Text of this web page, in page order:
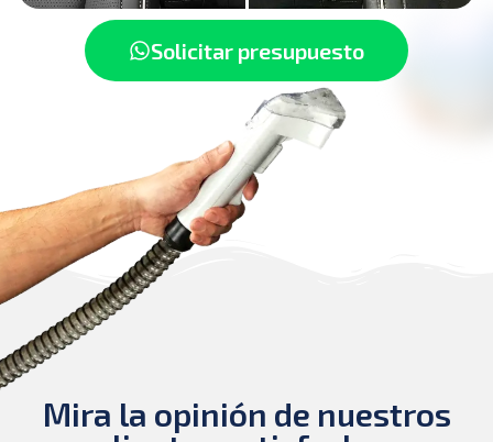
Solicitar presupuesto
Mira la opinión de nuestros